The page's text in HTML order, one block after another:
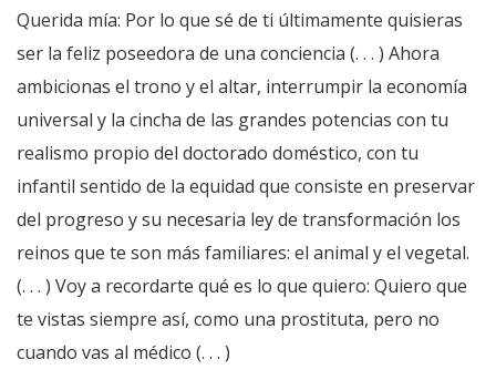
Querida mía: Por lo que sé de ti últimamente quisieras
ser la feliz poseedora de una conciencia (. . . ) Ahora
ambicionas el trono y el altar, interrumpir la economía
universal y la cincha de las grandes potencias con tu
realismo propio del doctorado doméstico, con tu
infantil sentido de la equidad que consiste en preservar
del progreso y su necesaria ley de transformación los
reinos que te son más familiares: el animal y el vegetal.
(. . . ) Voy a recordarte qué es lo que quiero: Quiero que
te vistas siempre así, como una prostituta, pero no
cuando vas al médico (. . . )